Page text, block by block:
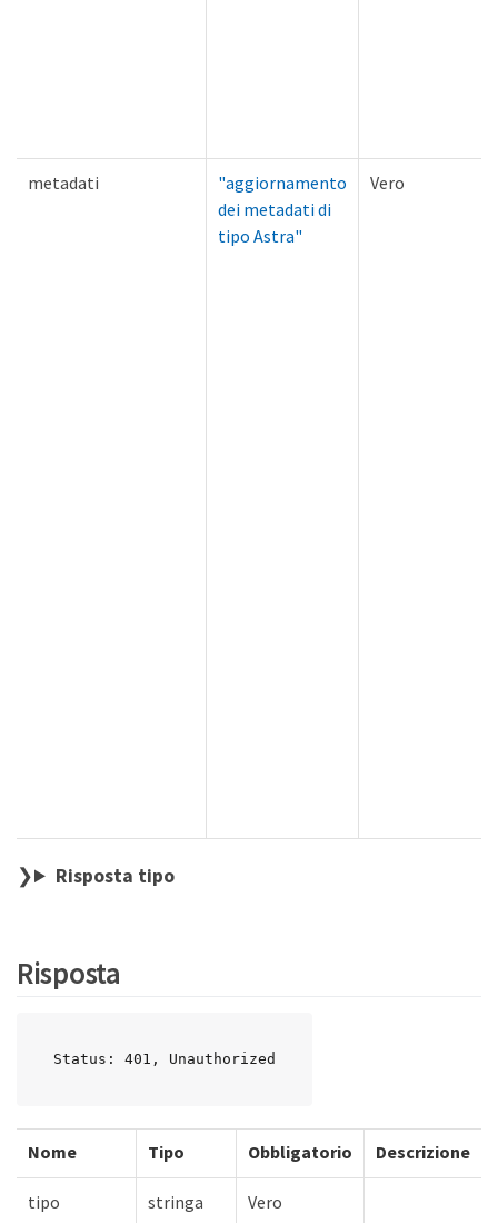
metadati
"aggiornamento
dei metadati di
tipo Astra"
Vero
Risposta tipo
Risposta
Status: 401, Unauthorized
Nome Tipo Obbligatorio Descrizione
tipo stringa Vero